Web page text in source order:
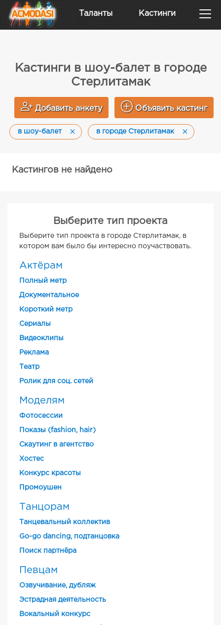
Таланты Кастинги
Кастинги в шоу-балет в городе
Стерлитамак
Добавить анкету Объявить кастинг
в шоу-балет в городе Стерлитамак
Кастингов не найдено
Выберите тип проекта
Выберите тип проекта в городе Стерлитамак, в
котором вам было бы интересно поучаствовать.
Актёрам
Полный метр
Документальное
Короткий метр
Cериалы
Видеоклипы
Реклама
Театр
Ролик для соц. сетей
Моделям
Фотосессии
Показы (fashion, hair)
Скаутинг в агентство
Хостес
Конкурс красоты
Промоушен
Танцорам
Танцевальный коллектив
Go-go dancing, подтанцовка
Поиск партнёра
Певцам
Озвучивание, дубляж
Эстрадная деятельность
Вокальный конкурс